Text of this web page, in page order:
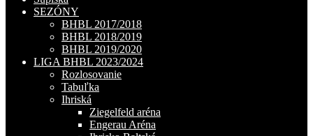
SEZÓNY
BHBL 2017/2018
BHBL 2018/2019
BHBL 2019/2020
LIGA BHBL 2023/2024
Rozlosovanie
Tabuľka
Ihriská
Ziegelfeld aréna
Engerau Aréna